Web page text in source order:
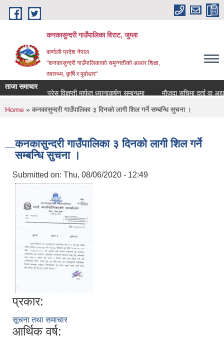
Skip to main content
कनकासुन्दरी गाउँपालिका विराट, जुम्ला
कर्णाली प्रदेश नेपाल
"कनकासुन्दरी गाउँपालिकाको समुन्नतीको आधार शिक्षा,
स्वास्थ्य, कृर्षि र पूर्वाधार"
ताजा समाचार
प्रेस विज्ञप्ती मार्फत ध्यानाकर्षण सम्बन्धमा
मौजुदा सुचिमा दर्ता वा
You are here
Home » कनकासुन्दरी गाउँपालिका ३ दिनको लागी शिल गर्ने सम्बन्धि सुचना ।
कनकासुन्दरी गाउँपालिका ३ दिनको लागी शिल गर्ने
सम्बन्धि सुचना ।
Submitted on: Thu, 08/06/2020 - 12:49
प्रकार:
सूचना तथा समाचार
आर्थिक वर्ष: